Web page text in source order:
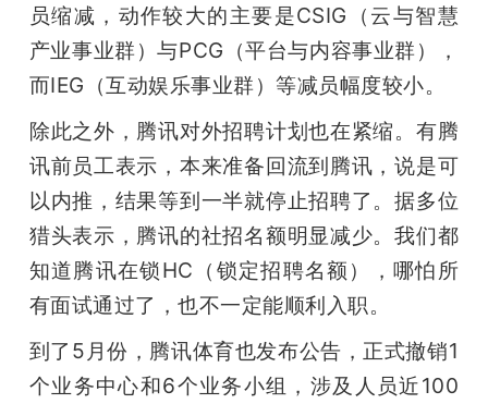
员缩减，动作较大的主要是CSIG（云与智慧
产业事业群）与PCG（平台与内容事业群），
而IEG（互动娱乐事业群）等减员幅度较小。
除此之外，腾讯对外招聘计划也在紧缩。有腾
讯前员工表示，本来准备回流到腾讯，说是可
以内推，结果等到一半就停止招聘了。据多位
猎头表示，腾讯的社招名额明显减少。我们都
知道腾讯在锁HC（锁定招聘名额），哪怕所
有面试通过了，也不一定能顺利入职。
到了5月份，腾讯体育也发布公告，正式撤销1
个业务中心和6个业务小组，涉及人员近100